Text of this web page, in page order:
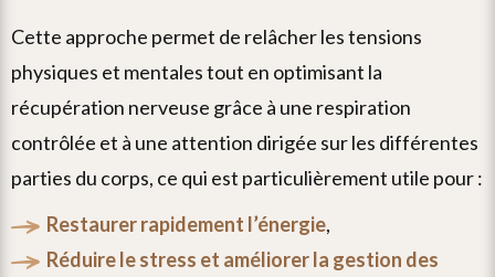
cette approche permet de relâcher les tensions
physiques et mentales tout en optimisant la
récupération nerveuse grâce à une respiration
contrôlée et à une attention dirigée sur les différentes
parties du corps, ce qui est particulièrement utile pour :
restaurer rapidement l’énergie,
réduire le stress et améliorer la gestion des